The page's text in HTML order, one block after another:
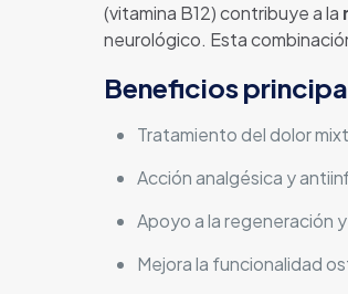
(vitamina B12) contribuye a la
neurológico. Esta
Beneficios
Tratamiento del dolor
Acción analgésica y
Apoyo a la regeneración
Mejora la funcionalidad